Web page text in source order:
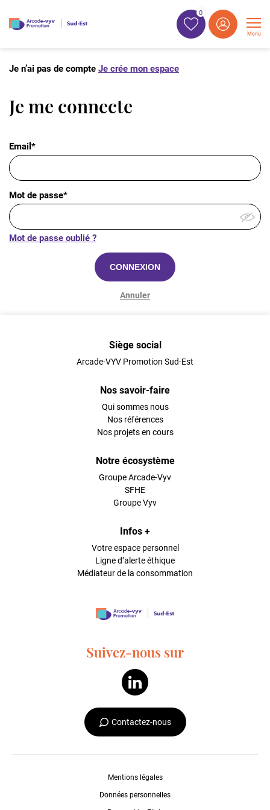
0
Menu
Je n’ai pas de compte Je crée mon espace
Je me connecte
Email*
Mot de passe*
Mot de passe oublié ?
CONNEXION
Annuler
Siège social
Arcade-VYV Promotion Sud-Est
Nos savoir-faire
Qui sommes nous
Nos références
Nos projets en cours
Notre écosystème
Groupe Arcade-Vyv
SFHE
Groupe Vyv
Infos +
Votre espace personnel
Ligne d’alerte éthique
Médiateur de la consommation
Suivez-nous sur
Contactez-nous
Mentions légales
Données personnelles